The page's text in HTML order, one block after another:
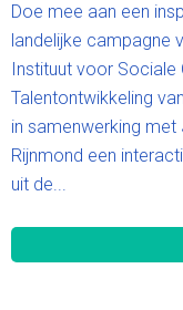
Doe mee aan een
landelijke campagne
Instituut voor Sociale
Talentontwikkeling
in samenwerking
Rijnmond een
uit de...